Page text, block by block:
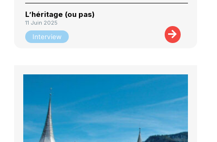
L’héritage (ou pas)
11 Juin 2025
Interview